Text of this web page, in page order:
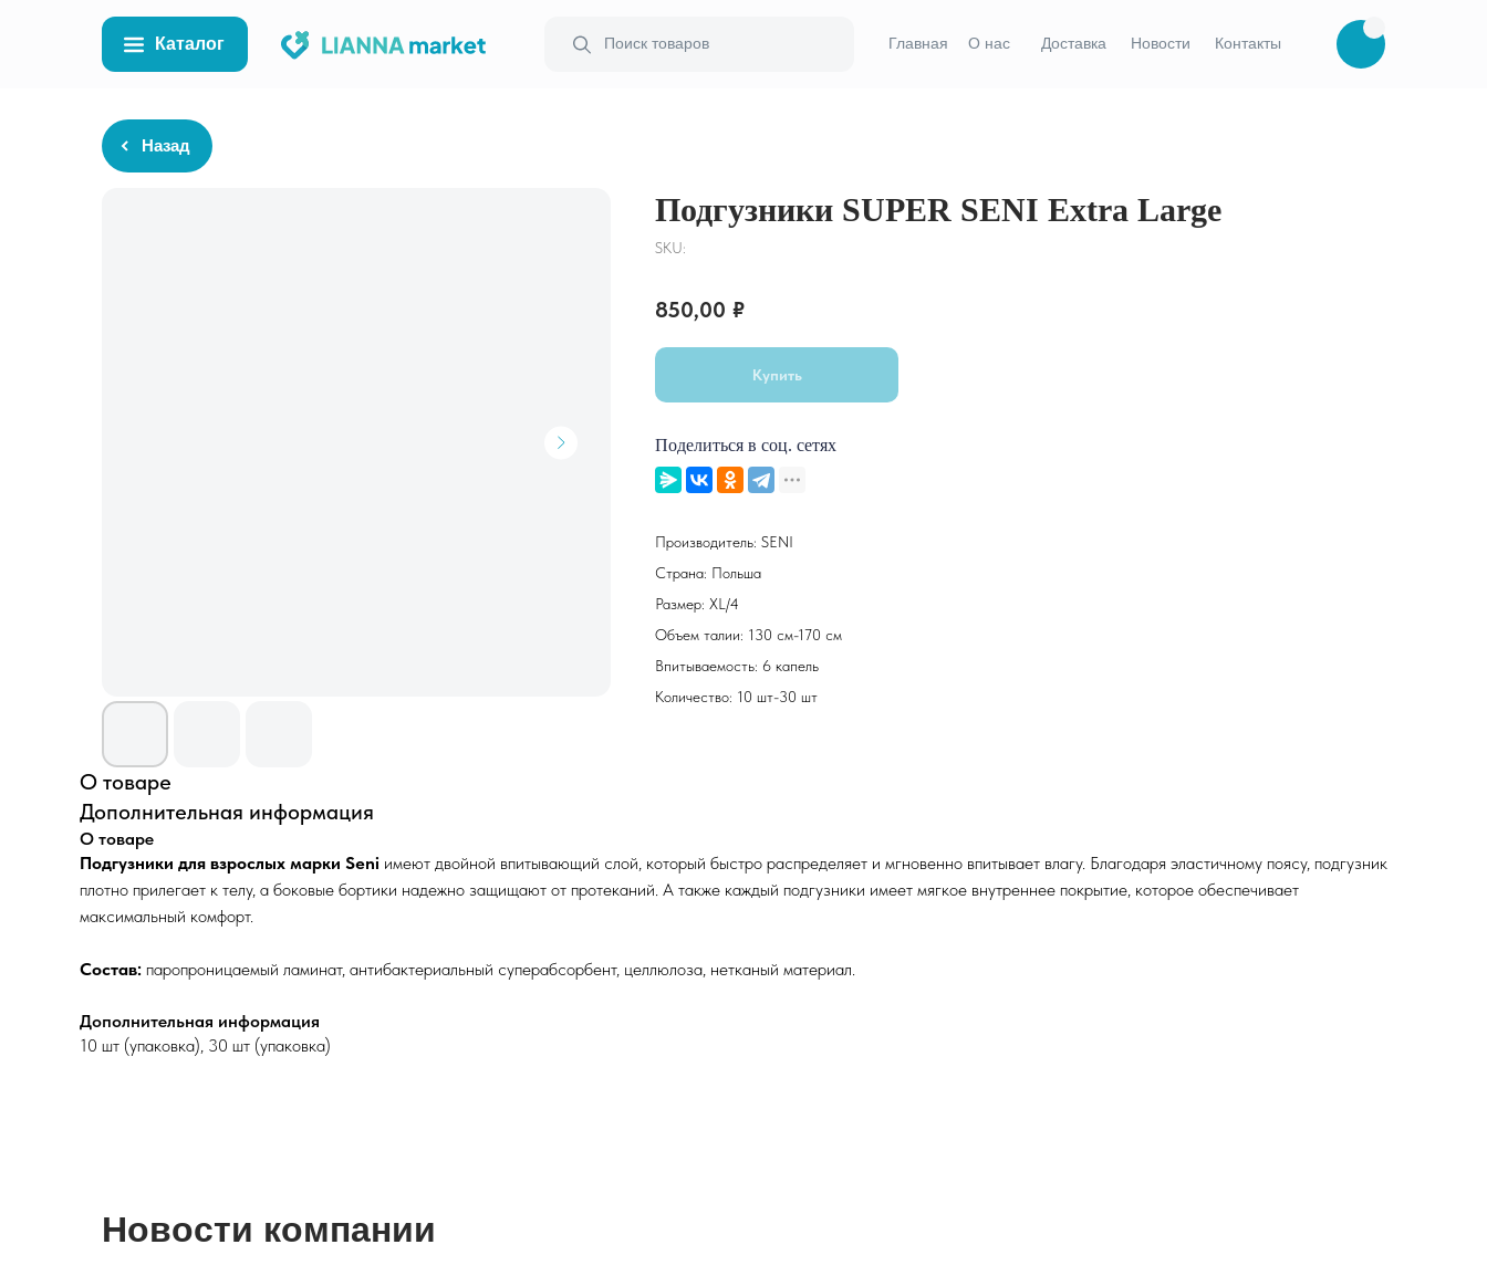
Каталог Поиск товаров Главная О нас Доставка Контакты
Новости
Назад
Подгузники SUPER SENI Extra Large
SKU:
850,00 ₽
Купить
Поделиться в соц. сетях
Производитель: SENI
Страна: Польша
Размер: XL/4
Объем талии: 130 см-170 см
Впитываемость: 6 капель
Количество: 10 шт-30 шт
О товаре
Дополнительная информация
О товаре
Подгузники для взрослых марки Seni имеют двойной впитывающий слой, который быстро распределяет и мгновенно впитывает влагу. Благодаря эластичному поясу, подгузник
плотно прилегает к телу, а боковые бортики надежно защищают от протеканий. А также каждый подгузники имеет мягкое внутреннее покрытие, которое обеспечивает
максимальный комфорт.
Состав: паропроницаемый ламинат, антибактериальный суперабсорбент, целлюлоза, нетканый материал.
Дополнительная информация
10 шт (упаковка), 30 шт (упаковка)
Новости компании